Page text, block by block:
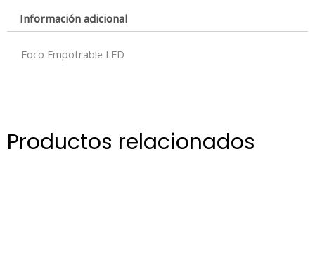
Información adicional
Foco Empotrable LED
Productos relacionados